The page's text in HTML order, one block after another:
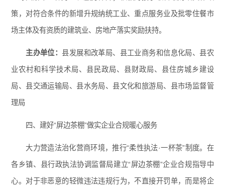
策，对符合条件的新增升规纳统工业、重点服务业及批零住餐市
场主体及有资质的建筑业、房地产落实奖励扶持。
主办单位：县发展和改革局、县工业商务和信息化局、县农
业农村和科学技术局、县民政局、县财政局、县住房城乡建设
局、县交通运输局、县水务局、县文化和旅游局、县市场监督管
理局
四、建好“屏边茶棚”做实企业合规暖心服务
大力营造法治化营商环境，推行“柔性执法·一杯茶”制度。在
各乡镇、县行政执法协调监督局建立“屏边茶棚”企业合规指导中
心。对于非恶意的轻微违法违规行为，不直接开罚单，而是将企